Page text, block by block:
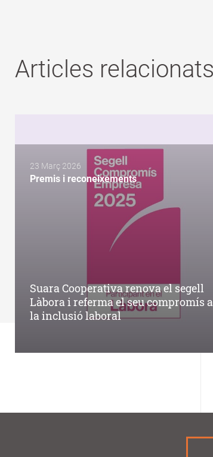
Articles relacionats
23 Març 2026
Premis i reconeixements
Suara Cooperativa renova el segell
Làbora i referma el seu compromís
la inclusió laboral